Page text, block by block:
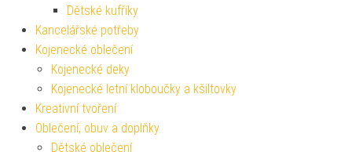
Dětské kufříky
Kancelářské potřeby
Kojenecké oblečení
Kojenecké deky
Kojenecké letní kloboučky a kšiltovky
Kreativní tvoření
Oblečení, obuv a doplňky
Dětské oblečení